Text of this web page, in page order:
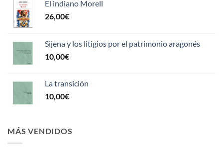
El indiano Morell
26,00€
Sijena y los litigios por el patrimonio aragonés
10,00€
La transición
10,00€
MÁS VENDIDOS